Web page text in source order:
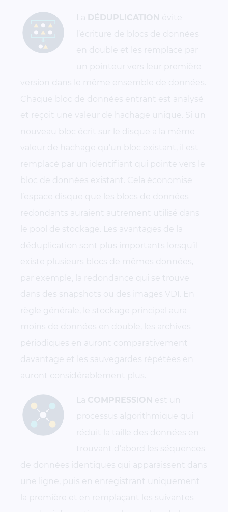
La DÉDUPLICATION évite
l’écriture de blocs de données
en double et les remplace par
un pointeur vers leur première
version dans le même ensemble de données.
Chaque bloc de données entrant est analysé
et reçoit une valeur de hachage unique. Si un
nouveau bloc écrit sur le disque a la même
valeur de hachage qu’un bloc existant, il est
remplacé par un identifiant qui pointe vers le
bloc de données existant. Cela économise
l’espace disque que les blocs de données
redondants auraient autrement utilisé dans
le pool de stockage. Les avantages de la
déduplication sont plus importants lorsqu’il
existe plusieurs blocs de mêmes données,
par exemple, la redondance qui se trouve
dans des snapshots ou des images VDI. En
règle générale, le stockage principal aura
moins de données en double, les archives
périodiques en auront comparativement
davantage et les sauvegardes répétées en
auront considérablement plus.
La COMPRESSION est un
processus algorithmique qui
réduit la taille des données en
trouvant d’abord les séquences
de données identiques qui apparaissent dans
une ligne, puis en enregistrant uniquement
la première et en remplaçant les suivantes